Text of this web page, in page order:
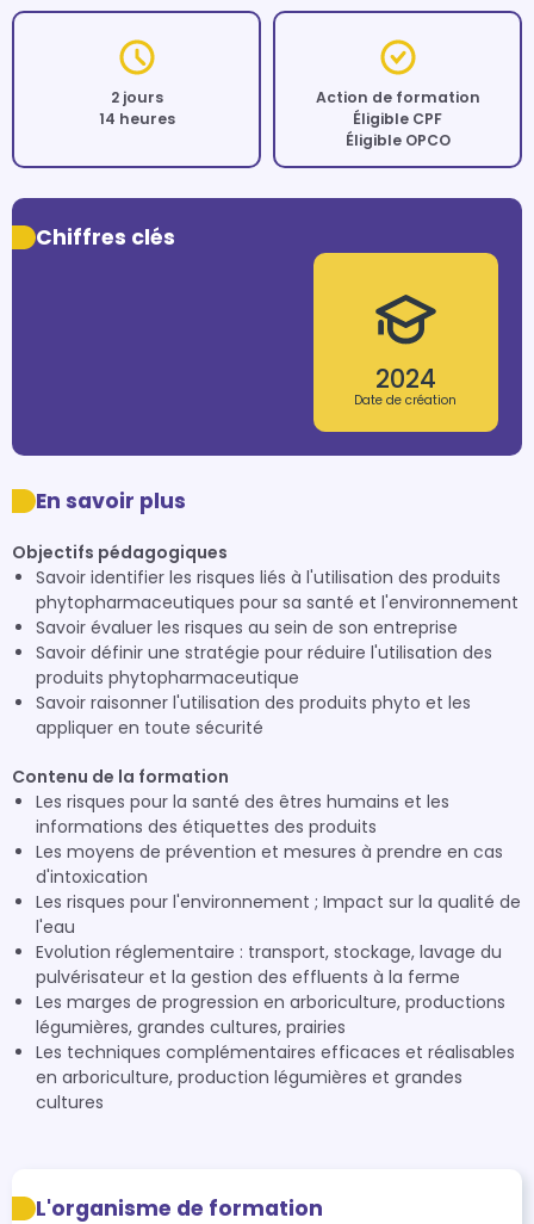
2 jours
14 heures
Action de formation
Éligible CPF
Éligible OPCO
Chiffres clés
2024
Date de création
En savoir plus
Objectifs pédagogiques
Savoir identifier les risques liés à l'utilisation des produits
phytopharmaceutiques pour sa santé et l'environnement
Savoir évaluer les risques au sein de son entreprise
Savoir définir une stratégie pour réduire l'utilisation des
produits phytopharmaceutique
Savoir raisonner l'utilisation des produits phyto et les
appliquer en toute sécurité
Contenu de la formation
Les risques pour la santé des êtres humains et les
informations des étiquettes des produits
Les moyens de prévention et mesures à prendre en cas
d'intoxication
Les risques pour l'environnement ; Impact sur la qualité de
l'eau
Evolution réglementaire : transport, stockage, lavage du
pulvérisateur et la gestion des effluents à la ferme
Les marges de progression en arboriculture, productions
légumières, grandes cultures, prairies
Les techniques complémentaires efficaces et réalisables
en arboriculture, production légumières et grandes
cultures
L'organisme de formation